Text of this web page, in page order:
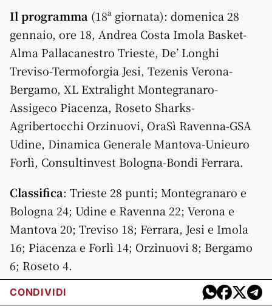
Il programma (18ª giornata): domenica 28
gennaio, ore 18, Andrea Costa Imola Basket-
Alma Pallacanestro Trieste, De’ Longhi
Treviso-Termoforgia Jesi, Tezenis Verona-
Bergamo, XL Extralight Montegranaro-
Assigeco Piacenza, Roseto Sharks-
Agribertocchi Orzinuovi, OraSì Ravenna-GSA
Udine, Dinamica Generale Mantova-Unieuro
Forlì, Consultinvest Bologna-Bondi Ferrara.
Classifica: Trieste 28 punti; Montegranaro e
Bologna 24; Udine e Ravenna 22; Verona e
Mantova 20; Treviso 18; Ferrara, Jesi e Imola
16; Piacenza e Forlì 14; Orzinuovi 8; Bergamo
6; Roseto 4.
CONDIVIDI